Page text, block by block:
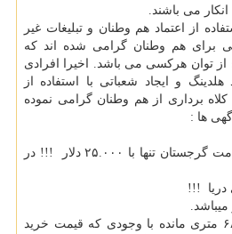
می باشند.
از اعتماد هم وطنان و تبلیغات غیر
برای هم وطنان گرامی شده اند که
توان هرکسی می باشد. اخیرا افرادی
هلدینگ و ایجاد شعباتی با استفاده از
کلاه برداری از هم وطنان گرامی نموده
ها :
» خرید آپارتمان نوساز و اقامت گرجستان تنها با ۲۵.۰۰۰ دلار !!! در
تعداد محدودی واحد ۵۲ تا ۶۸ متری مانده با وجودی که قیمت خرید